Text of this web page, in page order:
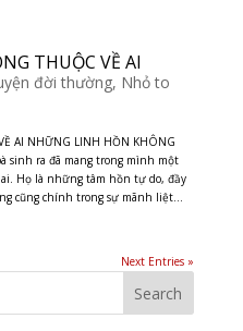
THUỘC VỀ AI
đời thường, Nhỏ to
AI NHỮNG LINH HỒN KHÔNG
sinh ra đã mang trong mình một
Họ là những tâm hồn tự do, đầy
cũng chính trong sự mãnh liệt...
Next Entries »